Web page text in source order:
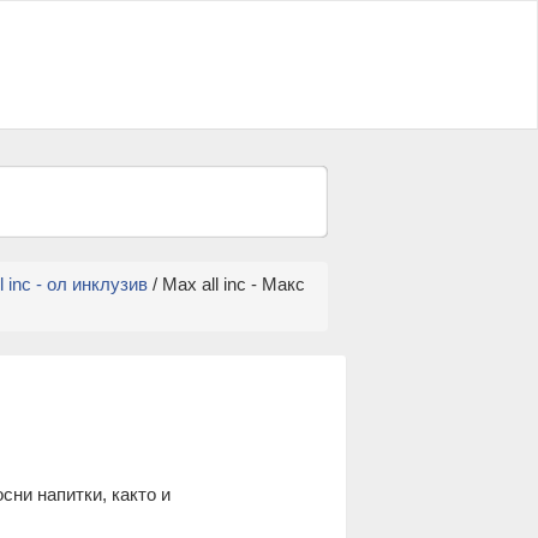
inc - ол инклузив / Max all inc - Макс
напитки, както и